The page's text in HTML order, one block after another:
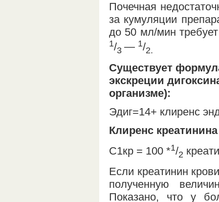
Почечная
за кумуляции
до 50 мл/мин
1/3 — 1/2.
Существует
экскреции
организме):
Эдиг=14+ клиренс
Клиренс
С1кр = 100 *1/2
Если креатинин
полученную
Показано, что у